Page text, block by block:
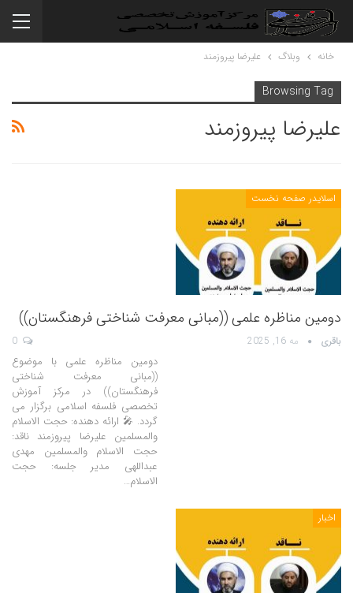
خانه وبلاگ علیرضا پیروزمند
Browsing Tag
علیرضا پیروزمند
اسلایدر صفحه نخست
دومین مناظره علمی ((مبانی معرفت شناختی فرهنگستان))
باقری مه 16, 2025
دومین مناظره علمی با موضوع
((مبانی معرفت شناختی
فرهنگستان)) در مرکز آموزش
تخصصی فلسفه اسلامی برگزار می
گردد. 🎤 ارائه دهنده: حجت الاسلام
والمسلمین علیرضا پیروزمند ناقد:
حجت الاسلام والمسلمین مهدی
عبداللهی مدیر جلسه: حجت
الاسلام…
اخبار